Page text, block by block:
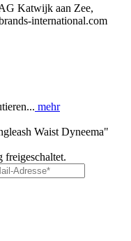
Katwijk aan Zee,
international.com
mehr
Waist Dyneema"
freigeschaltet.